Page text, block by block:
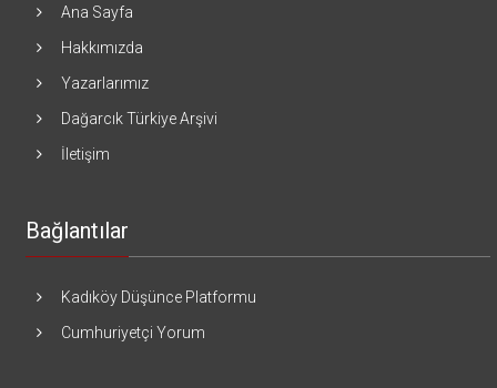
Ana Sayfa
Hakkımızda
Yazarlarımız
Dağarcık Türkiye Arşivi
İletişim
Bağlantılar
Kadıköy Düşünce Platformu
Cumhuriyetçi Yorum